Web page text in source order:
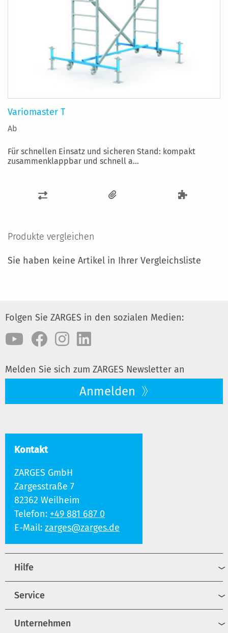
Variomaster T
Ab
Für schnellen Einsatz und sicheren Stand: kompakt
zusammenklappbar und schnell a...
ZUR
HINZUFÜGEN
Produkte vergleichen
Sie haben keine Artikel in Ihrer Vergleichsliste
Folgen Sie ZARGES in den sozialen Medien:
Melden Sie sich zum ZARGES Newsletter an
Anmelden
Kontakt
ZARGES GmbH
Zargesstraße 7
82362 Weilheim
Telefon: +49 881 687 0
E-Mail: zarges@zarges.de
Hilfe
Service
Unternehmen